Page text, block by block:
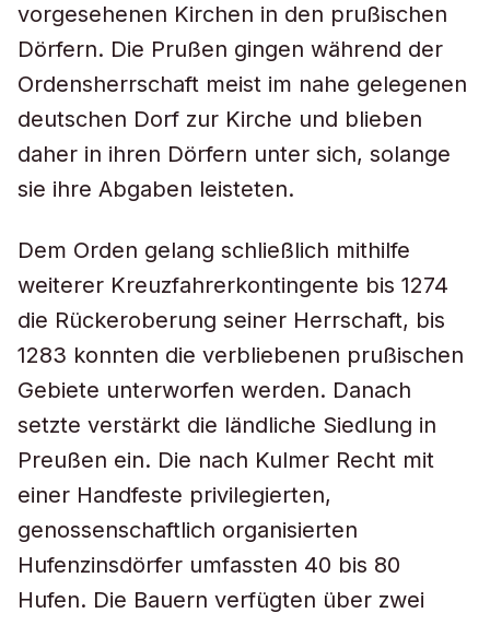
vorgesehenen Kirchen in den prußischen
Dörfern. Die Prußen gingen während der
Ordensherrschaft meist im nahe gelegenen
deutschen Dorf zur Kirche und blieben
daher in ihren Dörfern unter sich, solange
sie ihre Abgaben leisteten.
Dem Orden gelang schließlich mithilfe
weiterer Kreuzfahrerkontingente bis 1274
die Rückeroberung seiner Herrschaft, bis
1283 konnten die verbliebenen prußischen
Gebiete unterworfen werden. Danach
setzte verstärkt die ländliche Siedlung in
Preußen ein. Die nach Kulmer Recht mit
einer Handfeste privilegierten,
genossenschaftlich organisierten
Hufenzinsdörfer umfassten 40 bis 80
Hufen. Die Bauern verfügten über zwei